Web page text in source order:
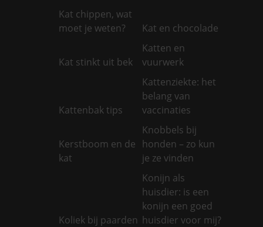
Kat chippen, wat
moet je weten?
Kat en chocolade
Kat stinkt uit bek
Katten en
vuurwerk
Kattenbak tips
Kattenziekte: het
belang van
vaccinaties
Kerstboom en de
kat
Knobbels bij
honden – zo kun
je ze vinden
Koliek bij paarden
Konijn als
huisdier: is een
konijn een goed
huisdier voor mij?